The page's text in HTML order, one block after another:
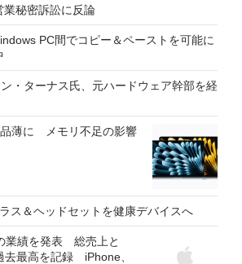
秘密訴訟に反論
PC間でコピー＆ペーストを可能に
・ターナス氏、元ハードウェア幹部を経
品薄に メモリ不足の影響
ス＆ヘッドセットを健康デバイスへ
業績を発表 総売上と
去最高を記録 iPhone、